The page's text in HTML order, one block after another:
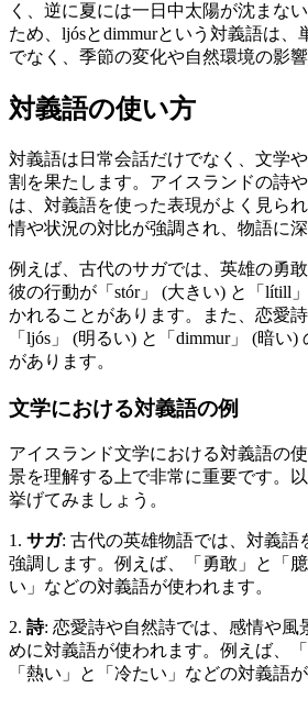
く、逆に夏には一日中太陽が沈まな
ため、ljósとdimmurという対義語は、
でなく、季節の変化や自然環境の影
対義語の使い方
対義語は日常会話だけでなく、文学
割を果たします。アイスランドの詩
は、対義語を使った表現がよく見ら
情や状況の対比が強調され、物語に深
例えば、古代のサガでは、英雄の勇
彼の行動が「stór」 (大きい) と「lítill
かれることがあります。また、恋愛
「ljós」 (明るい) と「dimmur」 (暗い
があります。
文学における対義語の例
アイスランド文学における対義語の
景を理解する上で非常に重要です。
挙げてみましょう。
1. サガ: 古代の英雄物語では、対義語
強調します。例えば、「勇敢」と「
い」などの対義語が使われます。
2. 詩: 恋愛詩や自然詩では、感情や風
めに対義語が使われます。例えば、
「熱い」と「冷たい」などの対義語